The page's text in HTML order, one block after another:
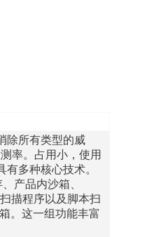
除所有类型的威
率。占用小，使用
多种核心技术。
产品内沙箱、
描程序以及脚本扫
。这一组功能丰富